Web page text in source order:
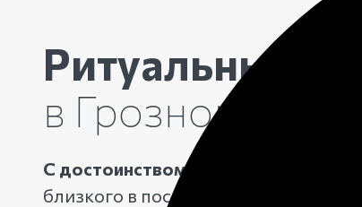
Ритуальные
в Грозном
С достоинством проводим вашего
близкого в последний путь